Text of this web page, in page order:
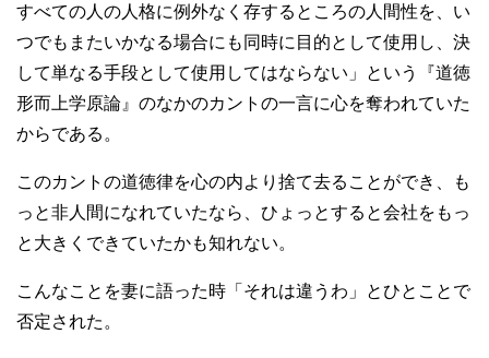
すべての人の人格に例外なく存するところの人間性を、い
つでもまたいかなる場合にも同時に目的として使用し、決
して単なる手段として使用してはならない」という『道徳
形而上学原論』のなかのカントの一言に心を奪われていた
からである。
このカントの道徳律を心の内より捨て去ることができ、も
っと非人間になれていたなら、ひょっとすると会社をもっ
と大きくできていたかも知れない。
こんなことを妻に語った時「それは違うわ」とひとことで
否定された。